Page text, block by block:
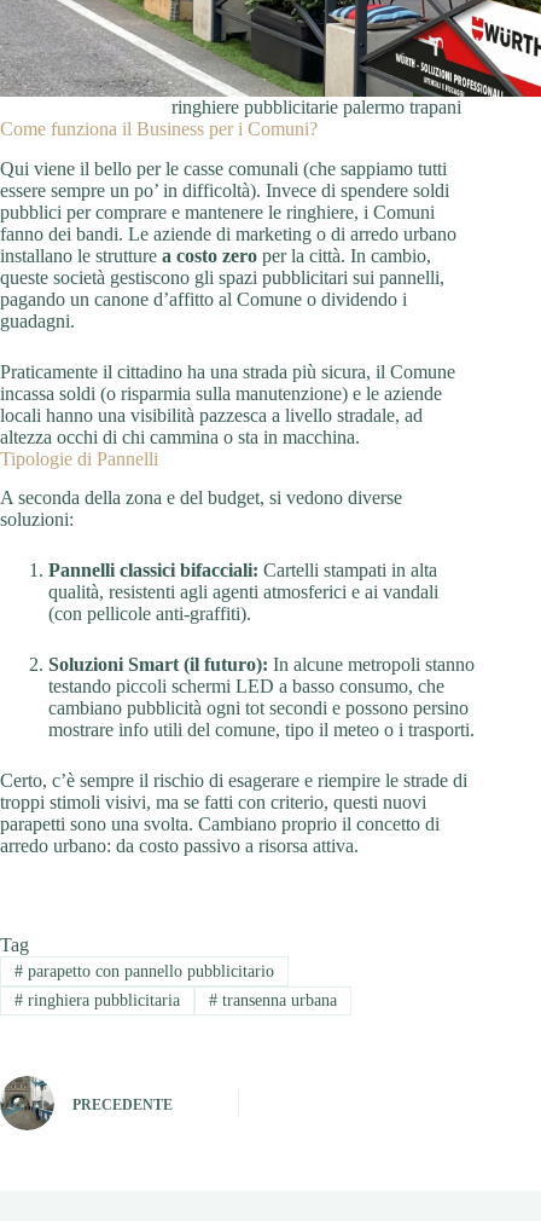
ringhiere pubblicitarie palermo trapani
Come funziona il Business per i Comuni?
Qui viene il bello per le casse comunali (che sappiamo tutti
essere sempre un po’ in difficoltà). Invece di spendere soldi
pubblici per comprare e mantenere le ringhiere, i Comuni
fanno dei bandi. Le aziende di marketing o di arredo urbano
installano le strutture a costo zero per la città. In cambio,
queste società gestiscono gli spazi pubblicitari sui pannelli,
pagando un canone d’affitto al Comune o dividendo i
guadagni.
Praticamente il cittadino ha una strada più sicura, il Comune
incassa soldi (o risparmia sulla manutenzione) e le aziende
locali hanno una visibilità pazzesca a livello stradale, ad
altezza occhi di chi cammina o sta in macchina.
Tipologie di Pannelli
A seconda della zona e del budget, si vedono diverse
soluzioni:
Pannelli classici bifacciali: Cartelli stampati in alta
qualità, resistenti agli agenti atmosferici e ai vandali
(con pellicole anti-graffiti).
Soluzioni Smart (il futuro): In alcune metropoli stanno
testando piccoli schermi LED a basso consumo, che
cambiano pubblicità ogni tot secondi e possono persino
mostrare info utili del comune, tipo il meteo o i trasporti.
Certo, c’è sempre il rischio di esagerare e riempire le strade di
troppi stimoli visivi, ma se fatti con criterio, questi nuovi
parapetti sono una svolta. Cambiano proprio il concetto di
arredo urbano: da costo passivo a risorsa attiva.
Tag
#parapetto con pannello pubblicitario
#ringhiera pubblicitaria #transenna urbana
PRECEDENTE